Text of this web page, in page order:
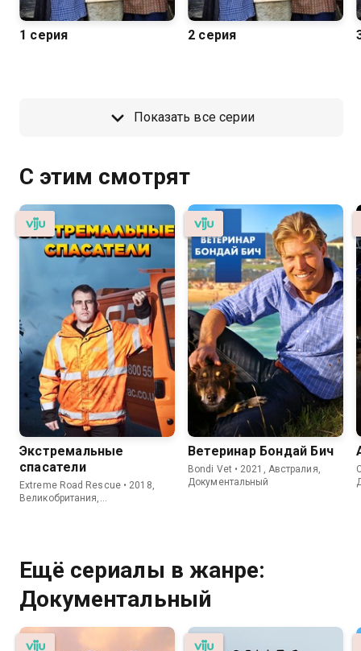
1 серия 2 серия
Показать все серии
С этим смотрят
Экстремальные
спасатели
Extreme Road Rescue • 2018,
Великобритания,
Ветеринар Бондай Бич
Bondi Vet • 2021, Австралия,
Документальный
Ещё сериалы в жанре:
Документальный